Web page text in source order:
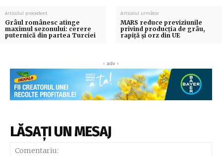
Articolul precedent
Grâul românesc atinge
maximul sezonului: cerere
puternică din partea Turciei
Articolul următor
MARS reduce previziunile
privind producția de grâu,
rapiță și orz din UE
‹ adv ›
LĂSAȚI UN MESAJ